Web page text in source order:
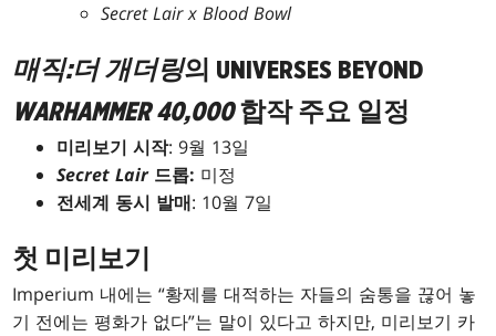
Secret Lair x Blood Bowl
매직:더 개더링의 UNIVERSES BEYOND
WARHAMMER 40,000합작 주요 일정
미리보기 시작: 9월 13일
Secret Lair드롭: 미정
전세계 동시 발매: 10월 7일
첫 미리보기
Imperium 내에는 “황제를 대적하는 자들의 숨통을 끊어 놓
기 전에는 평화가 없다”는 말이 있다고 하지만, 미리보기 카